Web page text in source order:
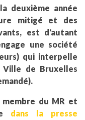
deuxième année
mitigé et des
est d'autant
une société
qui interpelle
Ville de Bruxelles
membre du MR et
dans la presse